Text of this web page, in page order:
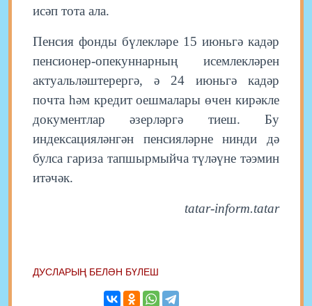
исәп тота ала.
Пенсия фонды бүлекләре 15 июньгә кадәр
пенсионер-опекуннарның исемлекләрен
актуальләштерергә, ә 24 июньгә кадәр
почта һәм кредит оешмалары өчен кирәкле
документлар әзерләргә тиеш. Бу
индексацияләнгән пенсияләрне нинди дә
булса гариза тапшырмыйча түләүне тәэмин
итәчәк.
tatar-inform.tatar
ДУСЛАРЫҢ БЕЛӘН БҮЛЕШ